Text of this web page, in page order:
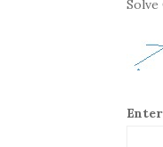
Solve